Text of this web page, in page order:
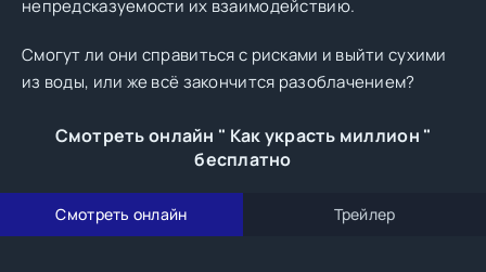
непредсказуемости их взаимодействию.
Смогут ли они справиться с рисками и выйти сухими
из воды, или же всё закончится разоблачением?
Смотреть онлайн " Как украсть миллион "
бесплатно
Смотреть онлайн Трейлер